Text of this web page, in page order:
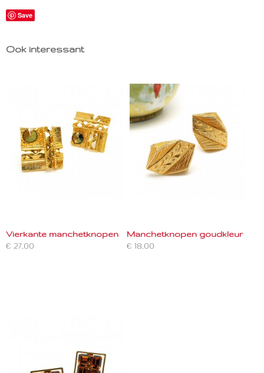
Save
Ook interessant
Vierkante manchetknopen
€ 27,00
Manchetknopen goudkleur
€ 18,00